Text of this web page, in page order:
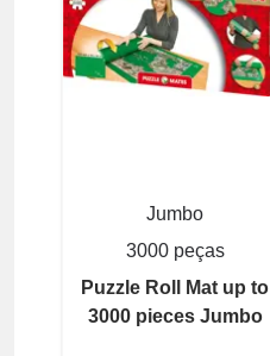
Jumbo
3000 peças
Puzzle Roll Mat up to
3000 pieces Jumbo